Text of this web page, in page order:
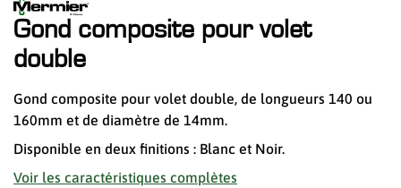
Gond composite pour volet
double
Gond composite pour volet double, de longueurs 140 ou
160mm et de diamètre de 14mm.
Disponible en deux finitions : Blanc et Noir.
Voir les caractéristiques complètes